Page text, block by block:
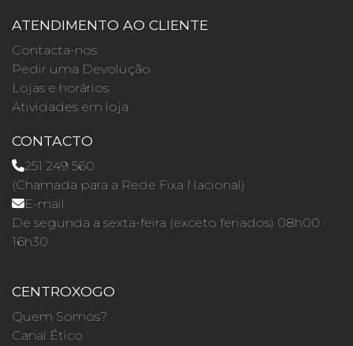
ATENDIMENTO AO CLIENTE
Contacta-nos
Pedir uma Devolução
Lojas e horários
Atividades em loja
CONTACTO
251 249 560
(Chamada para a Rede Fixa Nacional)
E-mail
De segunda a sexta-feira (exceto feriados) 08h00 ·
16h30
CENTROXOGO
Quem Somos?
Canal Ético